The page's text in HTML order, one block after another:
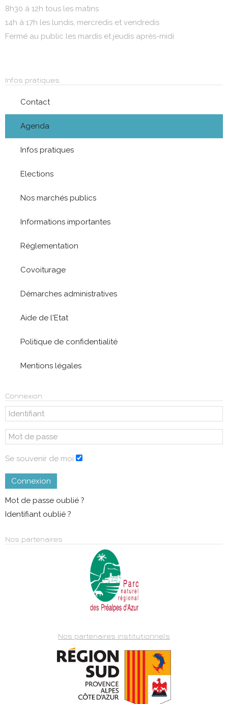
8h30 à 12h tous les matins
14h à 17h les lundis, mercredis et vendredis
Fermé au public les mardis et jeudis après-midi
Infos pratiques
Contact
Agenda
Infos pratiques
Elections
Nos marchés publics
Informations importantes
Réglementation
Covoiturage
Démarches administratives
Aide de l'Etat
Politique de confidentialité
Mentions légales
Connexion
Se souvenir de moi
Connexion
Mot de passe oublié ?
Identifiant oublié ?
Nos partenaires
Nos partenaires institutionnels